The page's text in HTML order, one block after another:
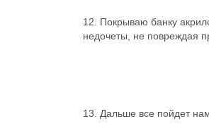
12.
Покрываю банку
недочеты, не повреждая
13. Дальше все пойдет